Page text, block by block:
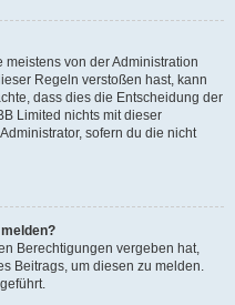
von der Administration
Regeln verstoßen hast, kann
dass dies die Entscheidung der
Limited nichts mit dieser
sofern du die nicht
Berechtigungen vergeben hat,
Beitrags, um diesen zu melden.